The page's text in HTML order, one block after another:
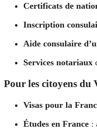
Certificats de
Inscription
Aide consulaire
Services notariaux
Pour les citoyens du
Visas pour la
Études en France :